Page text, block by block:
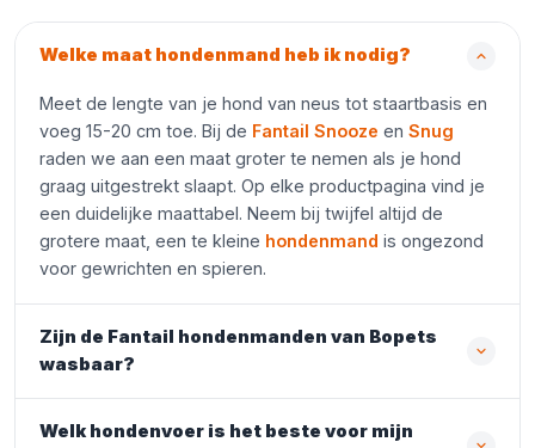
Welke maat hondenmand heb ik nodig?
Meet de lengte van je hond van neus tot staartbasis en
voeg 15-20 cm toe. Bij de Fantail Snooze en Snug
raden we aan een maat groter te nemen als je hond
graag uitgestrekt slaapt. Op elke productpagina vind je
een duidelijke maattabel. Neem bij twijfel altijd de
grotere maat, een te kleine hondenmand is ongezond
voor gewrichten en spieren.
Zijn de Fantail hondenmanden van Bopets
wasbaar?
Welk hondenvoer is het beste voor mijn